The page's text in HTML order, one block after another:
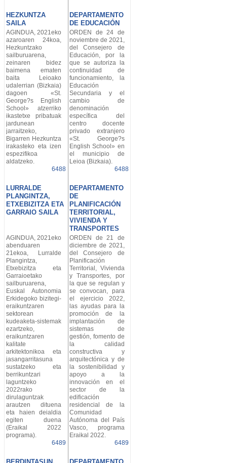
HEZKUNTZA
SAILA
DEPARTAMENTO
DE EDUCACIÓN
AGINDUA, 2021eko
azaroaren 24koa,
Hezkuntzako
sailburuarena,
zeinaren bidez
baimena ematen
baita Leioako
udalerrian (Bizkaia)
dagoen «St.
George?s English
School» atzerriko
ikastetxe pribatuak
jardunean
jarraitzeko,
Bigarren Hezkuntza
irakasteko eta izen
espezifikoa
aldatzeko.
6488
ORDEN de 24 de
noviembre de 2021,
del Consejero de
Educación, por la
que se autoriza la
continuidad de
funcionamiento, la
Educación
Secundaria y el
cambio de
denominación
específica del
centro docente
privado extranjero
«St. George?s
English School» en
el municipio de
Leioa (Bizkaia).
6488
LURRALDE
PLANGINTZA,
ETXEBIZITZA ETA
GARRAIO SAILA
DEPARTAMENTO
DE
PLANIFICACIÓN
TERRITORIAL,
VIVIENDA Y
TRANSPORTES
AGINDUA, 2021eko
abenduaren
21ekoa, Lurralde
Plangintza,
Etxebizitza eta
Garraioetako
sailburuarena,
Euskal Autonomia
Erkidegoko bizitegi-
eraikuntzaren
sektorean
kudeaketa-sistemak
ezartzeko,
eraikuntzaren
kalitate
arkitektonikoa eta
jasangarritasuna
sustatzeko eta
berrikuntzari
laguntzeko
2022rako
dirulaguntzak
arautzen dituena
eta haien deialdia
egiten duena
(Eraikal 2022
programa).
6489
ORDEN de 21 de
diciembre de 2021,
del Consejero de
Planificación
Territorial, Vivienda
y Transportes, por
la que se regulan y
se convocan, para
el ejercicio 2022,
las ayudas para la
promoción de la
implantación de
sistemas de
gestión, fomento de
la calidad
constructiva y
arquitectónica y de
la sostenibilidad y
apoyo a la
innovación en el
sector de la
edificación
residencial de la
Comunidad
Autónoma del País
Vasco, programa
Eraikal 2022.
6489